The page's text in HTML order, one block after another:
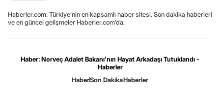
Haberler.com: Türkiye’nin en kapsamlı haber sitesi. Son dakika haberleri
ve en güncel gelişmeler Haberler.com’da.
Haber: Norveç Adalet Bakanı'nın Hayat Arkadaşı Tutuklandı -
Haberler
HaberSon DakikaHaberler